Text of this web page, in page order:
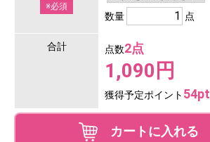
※必須
数量 点
合計 点数2点
1,090円
獲得予定ポイント 54pt
カートに入れる